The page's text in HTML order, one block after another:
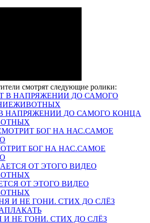
смотрят следующие ролики:
НАПРЯЖЕНИИ ДО САМОГО КОНЦА
БОГ НА НАС.САМОЕ
ОТ ЭТОГО ВИДЕО
НЕ ГОНИ. СТИХ ДО СЛЁЗ